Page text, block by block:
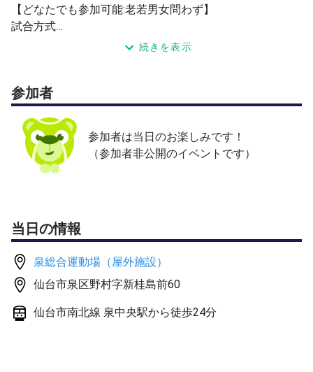
【どなたでも参加可能:老若男女問わず】
試合方式
【予選ラウンドロビン】(4ゲーム先取,ノーアド)
運営:More-Tennis
お問い合わせはチャットにて承ります
続きを表示
参加者
参加者は当日のお楽しみです！
（参加者非公開のイベントです）
当日の情報
泉総合運動場（屋外施設）
仙台市泉区野村字新桂島前60
仙台市南北線 泉中央駅から徒歩24分